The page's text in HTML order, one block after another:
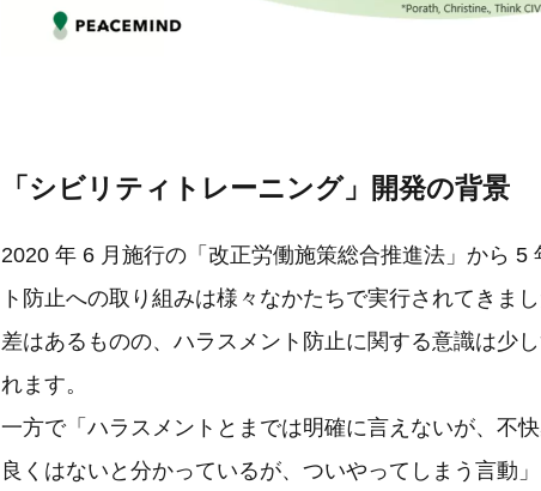
「シビリティトレーニング」開発の背景
2020 年 6 月施行の「改正労働施策総合推進法」から 5
ト防止への取り組みは様々なかたちで実行されてきま
差はあるものの、ハラスメント防止に関する意識は少
れます。
一方で「ハラスメントとまでは明確に言えないが、不
良くはないと分かっているが、ついやってしまう言動